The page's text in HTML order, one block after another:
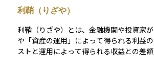
利鞘（りざや）
利鞘（りざや）とは、金融機関や投資家が
や「資産の運用」によって得られる利益
ストと運用によって得られる収益との差